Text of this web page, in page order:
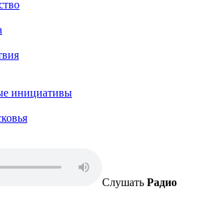
инициативы
Слушать Радио